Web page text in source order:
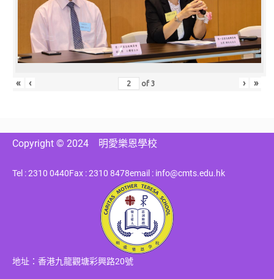
« ‹ of3 › »
Copyright © 2024 明愛樂恩學校
Tel : 2310 0440Fax : 2310 8478email : info@cmts.edu.hk
地址：香港九龍觀塘彩興路20號